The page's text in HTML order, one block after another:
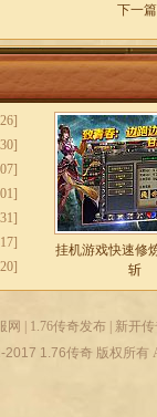
下一
挂机游戏快速修
斩
网 1.76传奇发布|
新开
2017 1.76传奇 版权所有